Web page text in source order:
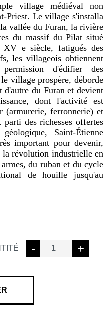
-
quantité
de
GEOLOGIQUE
+
village médiéval non
Priest. Le village s'installa
vallée du Furan, la rivière
du massif du Pilat situé
e siècle, fatigués des
les villageois obtiennent
d'édifier des
village prospère, déborde
d'autre du Furan et devient
dont l'activité est
ferronnerie) et
des richesses offertes
Saint-Étienne
important pour devenir,
révolution industrielle en
du ruban et du cycle
de houille jusqu'au